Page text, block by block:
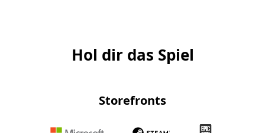
Hol dir das Spiel
Storefronts